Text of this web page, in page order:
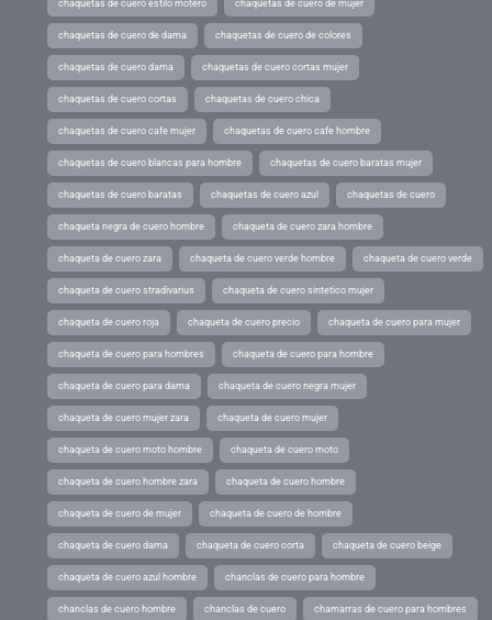
chaquetas de cuero estilo motero chaquetas de cuero de mujer
chaquetas de cuero de dama chaquetas de cuero de colores
chaquetas de cuero dama chaquetas de cuero cortas mujer
chaquetas de cuero cortas chaquetas de cuero chica
chaquetas de cuero cafe mujer chaquetas de cuero cafe hombre
chaquetas de cuero blancas para hombre chaquetas de cuero baratas mujer
chaquetas de cuero baratas chaquetas de cuero azul chaquetas de cuero
chaqueta negra de cuero hombre chaqueta de cuero zara hombre
chaqueta de cuero zara chaqueta de cuero verde hombre chaqueta de cuero verde
chaqueta de cuero stradivarius chaqueta de cuero sintetico mujer
chaqueta de cuero roja chaqueta de cuero precio chaqueta de cuero para mujer
chaqueta de cuero para hombres chaqueta de cuero para hombre
chaqueta de cuero para dama chaqueta de cuero negra mujer
chaqueta de cuero mujer zara chaqueta de cuero mujer
chaqueta de cuero moto hombre chaqueta de cuero moto
chaqueta de cuero hombre zara chaqueta de cuero hombre
chaqueta de cuero de mujer chaqueta de cuero de hombre
chaqueta de cuero dama chaqueta de cuero corta chaqueta de cuero beige
chaqueta de cuero azul hombre chanclas de cuero para hombre
chanclas de cuero hombre chanclas de cuero chamarras de cuero para hombres